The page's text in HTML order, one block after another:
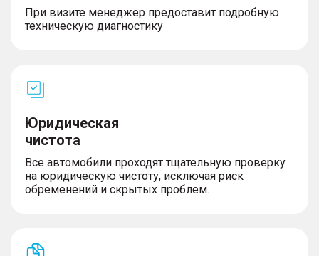
При визите менеджер предоставит подробную
техническую диагностику
Юридическая
чистота
Все автомобили проходят тщательную проверку
на юридическую чистоту, исключая риск
обременений и скрытых проблем.